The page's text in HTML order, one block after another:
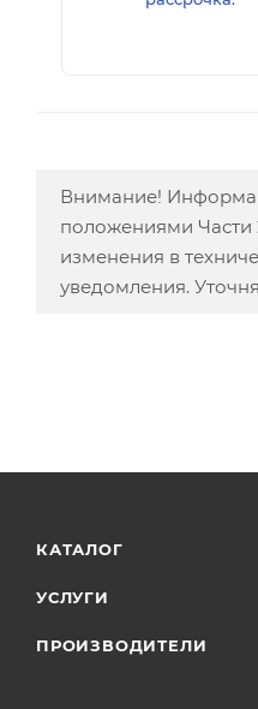
Внимание!
положениями Части
изменения в
уведомления.
КАТАЛОГ
УСЛУГИ
ПРОИЗВОДИТЕЛИ